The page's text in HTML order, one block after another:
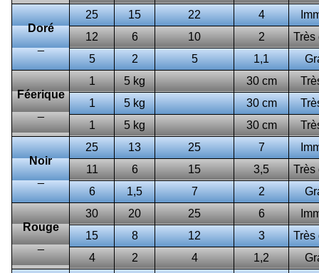
Doré
_
25 15 22 4
12
6 10 2
Très
5
2 5 1,1
Féerique
_
1 5 kg 30 cm
1
5 kg 30 cm
1
5 kg 30 cm
Noir
_
25 13 25 7
11
6 15 3,5
Très
6
1,5 7 2
Rouge
_
30 20 25 6
15
8 12 3
Très
4
2 4 1,2